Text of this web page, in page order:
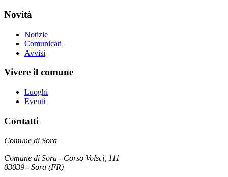
Novità
Notizie
Comunicati
Avvisi
Vivere il comune
Luoghi
Eventi
Contatti
Comune di Sora
Comune di Sora - Corso Volsci, 111
03039 - Sora (FR)